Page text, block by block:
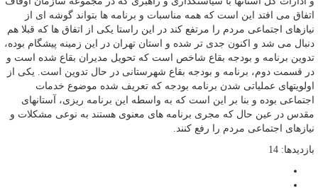
اتفاق می افتد این است که همه مناسبات و برنامه ها بتواند گوشه ای از
نیازهای اجتماعی مردم را مرتفع کند در این راستا یکی از اتفاق ها که قبلا هم
دنبال می شد و اکنون جدی تر شده و استان تهران در این زمینه پیشگام بوده،
تدوین برنامه و بودجه بقاع شاخص است که تحویل مدیران بقاع شده است و
در قسمت دوم، برنامه و بودجه بقاع شهرستانی در حال تدوین است. یکی از
اولویتهای عملیاتی شدن برنامه بودجه که تعریف شده موضوع خدمات
اجتماعی بوده و بنا بر این است که به واسطه این برنامه ریزی، آستانهای
مقدس در عین حال که مجری برنامه های معنوی هستند به نوعی مشکلات و
نیازهای اجتماعی مردم را رفع کنند.
بازدیدها: 14